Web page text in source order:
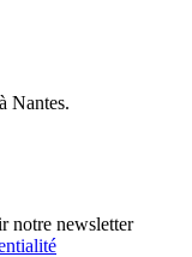
Nantes.
notre newsletter